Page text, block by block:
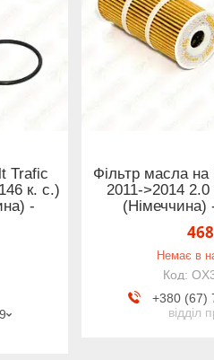
Trafic
к. с.)
-
Фільтр масла на
2011->2014
(Німеччина)
Немає в
+380 (67)
відділ